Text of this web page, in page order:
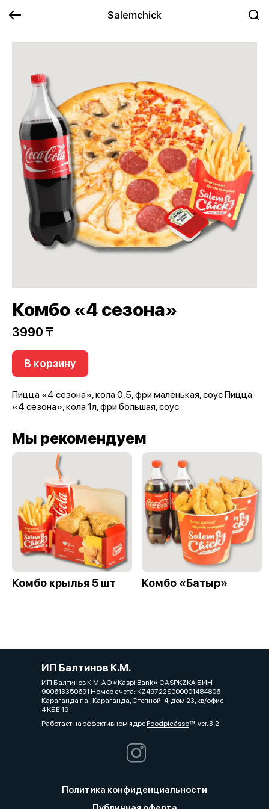
Salemchick
Комбо «4 сезона»
3990 ₸
В корзину
Пицца «4 сезона», кола 0,5, фри маленькая, соус Пицца
«4 сезона», кола 1л, фри большая, соус
Мы рекомендуем
Комбо крылья 5 шт Комбо «Батыр»
ИП Балтинов К.М.
ИП Балтинов К.М. АО «Kaspi Bank» CASPKZKA БИН
900613350691 Номер счета: KZ49722S000001484806
Караганда г.а., Караганда, Степной-4, дом 23, кв/офис
4 КБЕ 19
Работает на эффективном ядреFoodpicássover. 3.2
Политика конфиденциальности